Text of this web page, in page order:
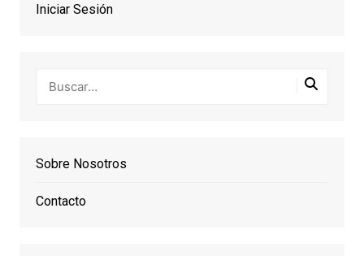
Iniciar Sesión
Sobre Nosotros
Contacto